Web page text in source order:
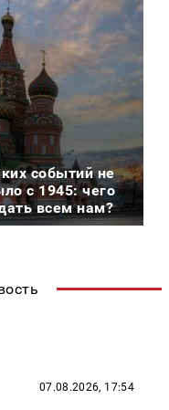
событий не
с 1945: чего
всем нам?
07.08.2026, 17:54